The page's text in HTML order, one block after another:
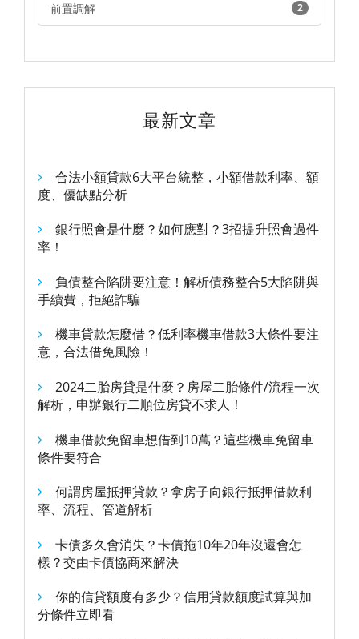
2
前置調解
最新文章
合法小額貸款6大平台統整，小額借款利率、額
度、優缺點分析
銀行照會是什麼？如何應對？3招提升照會過件
率！
負債整合陷阱要注意！解析債務整合5大陷阱與
手續費，拒絕詐騙
機車貸款怎麼借？低利率機車借款3大條件要注
意，合法借免風險！
2024二胎房貸是什麼？房屋二胎條件/流程一次
解析，申辦銀行二順位房貸不求人！
機車借款免留車想借到10萬？這些機車免留車
條件要符合
何謂房屋抵押貸款？拿房子向銀行抵押借款利
率、流程、管道解析
卡債多久會消失？卡債拖10年20年沒還會怎
樣？交由卡債協商來解決
你的信貸額度有多少？信用貸款額度試算與加
分條件立即看